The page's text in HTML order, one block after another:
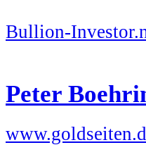
Bullion-
Peter